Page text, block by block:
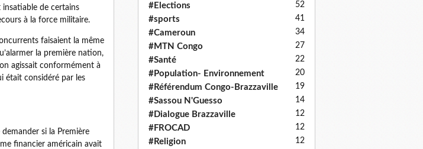
insatiable de certains
à la force militaire.
faisaient la même
la première nation,
agissait conformément à
était considéré par les
si la Première
financier américain avait
#Elections 52
#sports 41
#Cameroun 34
#MTN Congo 27
#Santé 22
#Population- Environnement 20
#Référendum Congo-Brazzaville 19
#Sassou N'Guesso 14
#Dialogue Brazzaville 12
#FROCAD 12
#Religion 12